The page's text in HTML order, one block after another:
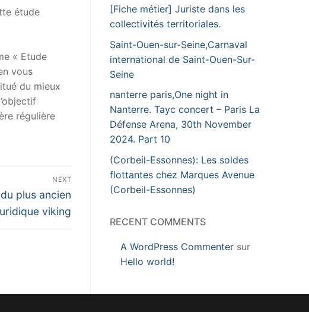
étude
« Etude
vous
du mieux
régulière
NEXT
plus ancien
viking
[Fiche métier] Juriste dans les
collectivités territoriales.
Saint-Ouen-sur-Seine,Carnaval
international de Saint-Ouen-Sur-
Seine
nanterre paris,One night in
Nanterre. Tayc concert – Paris La
Défense Arena, 30th November
2024. Part 10
(Corbeil-Essonnes): Les soldes
flottantes chez Marques Avenue
(Corbeil-Essonnes)
RECENT COMMENTS
A WordPress Commenter sur
Hello world!